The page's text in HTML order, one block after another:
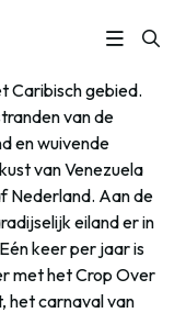
Caribisch gebied.
van de
en wuivende
van Venezuela
Nederland. Aan de
eiland er in
keer per jaar is
met het Crop Over
het carnaval van